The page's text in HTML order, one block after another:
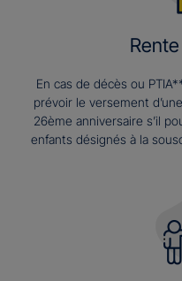
En cas de décès ou
prévoir le versement
26ème anniversaire s’il
enfants désignés à la